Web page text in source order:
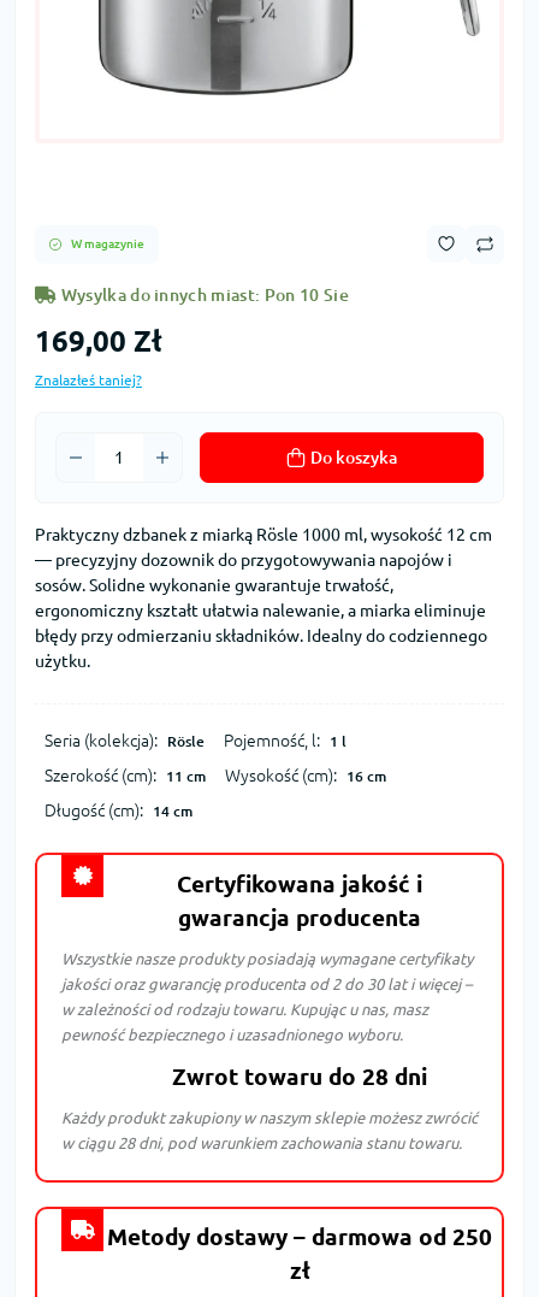
W magazynie
Wysylka do innych miast: Pon 10 Sie
169,00 Zł
Znalazłeś taniej?
Do koszyka
Praktyczny dzbanek z miarką Rösle 1000 ml, wysokość 12 cm
— precyzyjny dozownik do przygotowywania napojów i
sosów. Solidne wykonanie gwarantuje trwałość,
ergonomiczny kształt ułatwia nalewanie, a miarka eliminuje
błędy przy odmierzaniu składników. Idealny do codziennego
użytku.
Seria (kolekcja): Rösle Pojemność, l: 1 l
Szerokość (cm): 11 cm Wysokość (cm): 16 cm
Długość (cm): 14 cm
Certyfikowana jakość i
gwarancja producenta
Wszystkie nasze produkty posiadają wymagane certyfikaty
jakości oraz gwarancję producenta od 2 do 30 lat i więcej –
w zależności od rodzaju towaru. Kupując u nas, masz
pewność bezpiecznego i uzasadnionego wyboru.
Zwrot towaru do 28 dni
Każdy produkt zakupiony w naszym sklepie możesz zwrócić
w ciągu 28 dni, pod warunkiem zachowania stanu towaru.
Metody dostawy – darmowa od 250
zł